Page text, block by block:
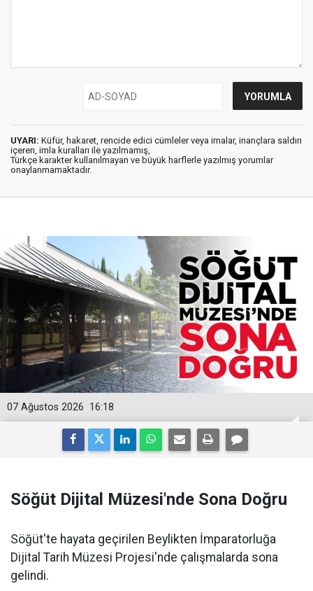
UYARI: Küfür, hakaret, rencide edici cümleler veya imalar, inançlara saldırı
içeren, imla kuralları ile yazılmamış,
Türkçe karakter kullanılmayan ve büyük harflerle yazılmış yorumlar
onaylanmamaktadır.
16:18
07 Ağustos 2026
Söğüt Dijital Müzesi'nde Sona Doğru
Söğüt'te hayata geçirilen Beylikten İmparatorluğa
Dijital Tarih Müzesi Projesi'nde çalışmalarda sona
gelindi.